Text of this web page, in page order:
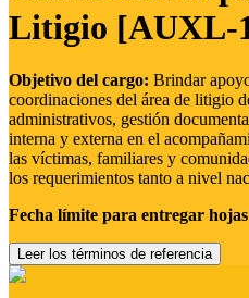
Litigio [AUXL-
Objetivo del cargo: Brindar
coordinaciones del área de litigio
administrativos, gestión
interna y externa en el
las víctimas, familiares y
los requerimientos tanto a nivel
Fecha límite para entregar
Leer los términos de referencia